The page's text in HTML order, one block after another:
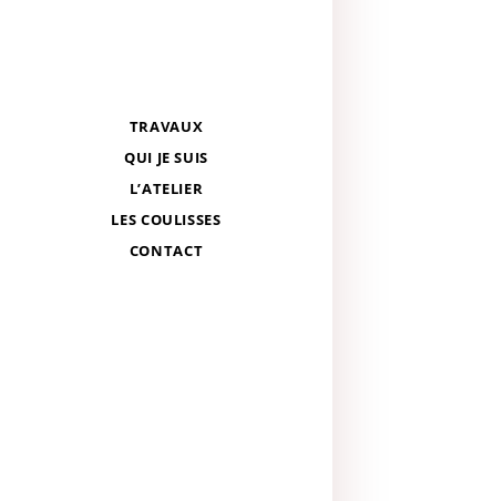
TRAVAUX
QUI JE SUIS
L’ATELIER
LES COULISSES
CONTACT